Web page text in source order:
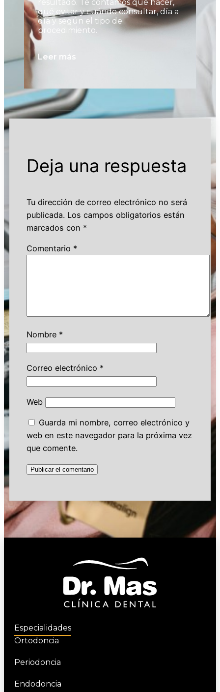
resultado. Te contamos qué hacer,
qué evitar y cuándo consultar, día a
día y según el tipo de
procedimiento.
Leer más
Deja una respuesta
Tu dirección de correo electrónico no será
publicada. Los campos obligatorios están
marcados con *
Comentario *
Nombre *
Correo electrónico *
Web
Guarda mi nombre, correo electrónico y
web en este navegador para la próxima vez
que comente.
Especialidades
Ortodoncia
Periodoncia
Endodoncia